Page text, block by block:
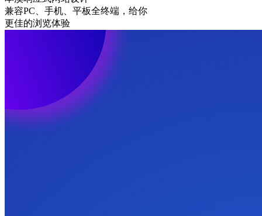
兼容PC、手机、平板全终端，给你
更佳的浏览体验